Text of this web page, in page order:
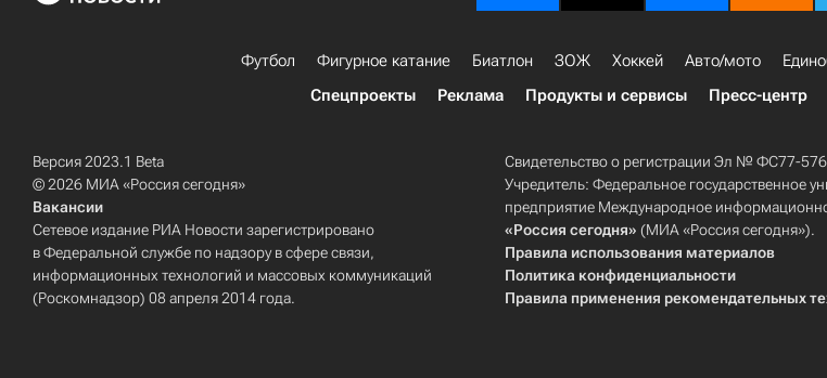
Футбол Фигурное катание Биатлон ЗОЖ Хоккей Авто/мото
Спецпроекты
Реклама Продукты и сервисы Пресс-центр
Версия 2023.1 Beta
© 2026 МИА «Россия сегодня»
Вакансии
Сетевое издание РИА Новости зарегистрировано
в Федеральной службе по надзору в сфере связи,
информационных технологий и массовых коммуникаций
(Роскомнадзор) 08 апреля 2014 года.
Свидетельство о регистрации Эл № ФС77-
Учредитель: Федеральное государственное
предприятие Международное
«Россия сегодня» (МИА «Россия сегодня»).
Правила использования материалов
Политика конфиденциальности
Правила применения рекомендательных